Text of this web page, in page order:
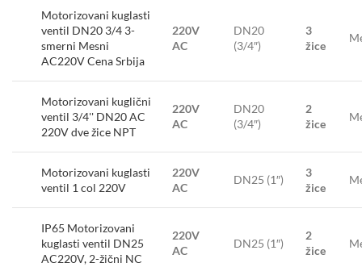
Motorizovani kuglasti
ventil DN20 3/4 3-
smerni Mesni
AC220V Cena Srbija
220V
AC
DN20
(3/4″)
3
žice
Motorizovani kuglični
ventil 3/4'' DN20 AC
220V dve žice NPT
220V
AC
DN20
(3/4″)
2
žice
Motorizovani kuglasti
ventil 1 col 220V
220V
AC
DN25 (1″)
3
žice
IP65 Motorizovani
kuglasti ventil DN25
AC220V, 2-žični NC
220V
AC
DN25 (1″)
2
žice